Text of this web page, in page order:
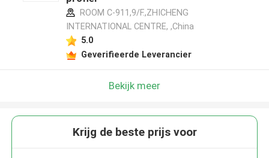
ROOM C-911,9/F.,ZHICHENG
INTERNATIONAL CENTRE, ,China
5.0
Geverifieerde Leverancier
Bekijk meer
Krijg de beste prijs voor